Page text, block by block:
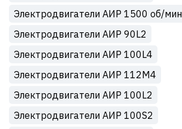
Электродвигатели АИР 1500 об/мин
Электродвигатели АИР 90L2
Электродвигатели АИР 100L4
Электродвигатели АИР 112М4
Электродвигатели АИР 100L2
Электродвигатели АИР 100S2